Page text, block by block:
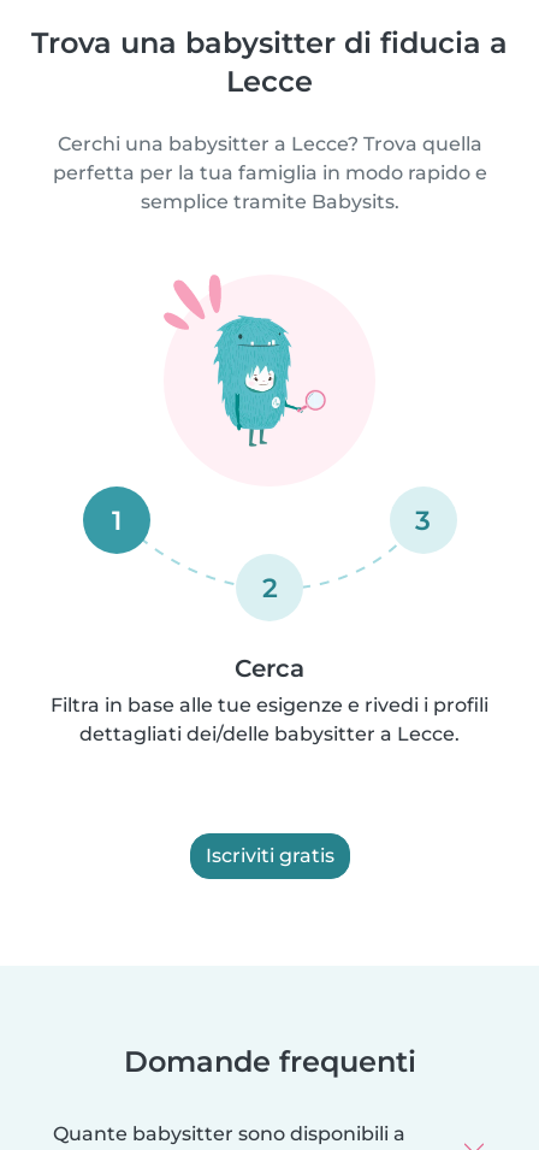
Trova una babysitter di fiducia a
Lecce
Cerchi una babysitter a Lecce? Trova quella
perfetta per la tua famiglia in modo rapido e
semplice tramite Babysits.
1
2
3
Cerca
Filtra in base alle tue esigenze e rivedi i profili
dettagliati dei/delle babysitter a Lecce.
Iscriviti gratis
Domande frequenti
Quante babysitter sono disponibili a